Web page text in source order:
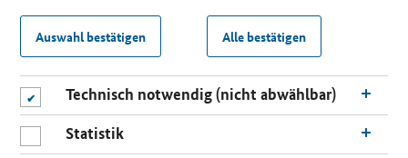
Auswahl bestätigen Alle bestätigen
Technisch notwendig (nicht abwählbar)
Statistik